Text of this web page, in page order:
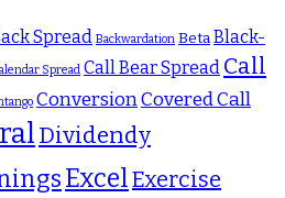
Spread Backwardation BetaBlack-
Spread Call Bear Spread Call
ConversionCovered Call
Dividendy
ExcelExercise